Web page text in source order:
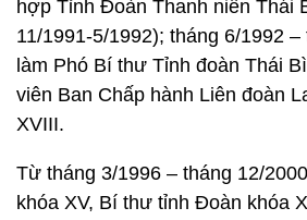
hợp Tỉnh Đoàn Thanh niên Thái
11/1991-5/1992); tháng 6/1992
làm Phó Bí thư Tỉnh đoàn Thái
viên Ban Chấp hành Liên đoàn
XVIII.
Từ tháng 3/1996 – tháng 12/
khóa XV, Bí thư tỉnh Đoàn khóa